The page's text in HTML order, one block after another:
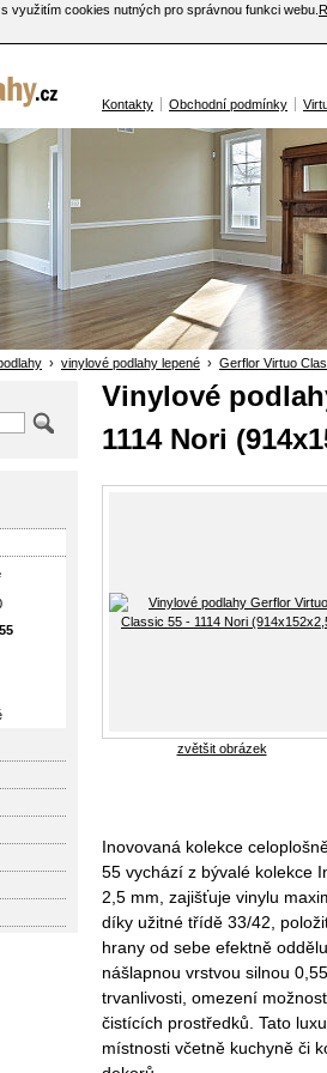
využitím cookies nutných pro správnou funkci webu.
Kontakty Obchodní podmínky
› vinylové podlahy lepené › Gerflor Virtuo
Vinylové
1114 Nori
zvětšit obrázek
Inovovaná kolekce
55 vychází z bývalé kolekce
2,5 mm, zajišťuje vinylu
díky užitné třídě 33/42,
hrany od sebe efektně
nášlapnou vrstvou silnou
trvanlivosti, omezení
čistících prostředků. Tato
místnosti včetně kuchyně či